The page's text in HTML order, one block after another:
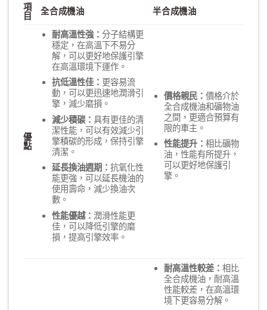
項
目
全合成機油 半合成機油
優
點
耐高溫性強： 分子結構更
穩定，在高溫下不易分
解，可以更好地保護引擎
在高溫環境下運作。
抗低溫性佳： 更容易流
動，可以更迅速地潤滑引
擎，減少磨損。
減少積碳： 具有更佳的清
潔性能，可以有效減少引
擎積碳的形成，保持引擎
清潔。
延長換油週期： 抗氧化性
能更強，可以延長機油的
使用壽命，減少換油次
數。
性能優越： 潤滑性能更
佳，可以降低引擎的磨
損，提高引擎效率。
價格親民： 價格介於
全合成機油和礦物油
之間，更適合預算有
限的車主。
性能提升： 相比礦物
油，性能有所提升，
可以更好地保護引
擎。
耐高溫性較差： 相比
全合成機油，耐高溫
性能較差，在高溫環
境下更容易分解。